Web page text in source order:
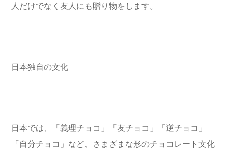
人だけでなく友人にも贈り物をします。
日本独自の文化
日本では、「義理チョコ」「友チョコ」「逆チョコ」
「自分チョコ」など、さまざまな形のチョコレート文化